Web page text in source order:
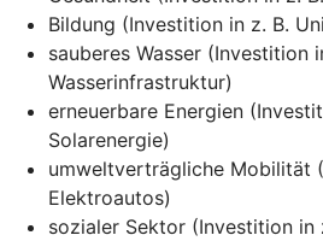
Bildung (Investition in z. B.
sauberes Wasser (Investition
Wasserinfrastruktur)
erneuerbare Energien
Solarenergie)
umweltverträgliche Mobilität
Elektroautos)
sozialer Sektor (Investition in